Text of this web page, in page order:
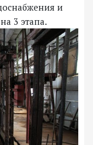
и
3 этапа.